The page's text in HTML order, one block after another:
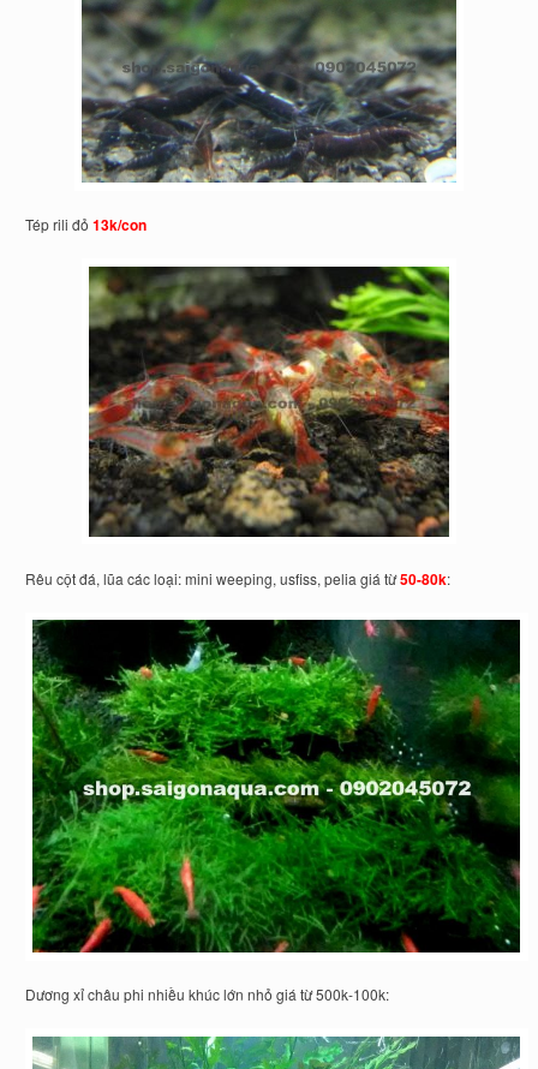
Tép rili đỏ13k/con
Rêu cột đá, lũa các loại: mini weeping, usfiss, pelia giá từ50-80k:
Dương xỉ châu phi nhiều khúc lớn nhỏ giá từ 500k-100k: